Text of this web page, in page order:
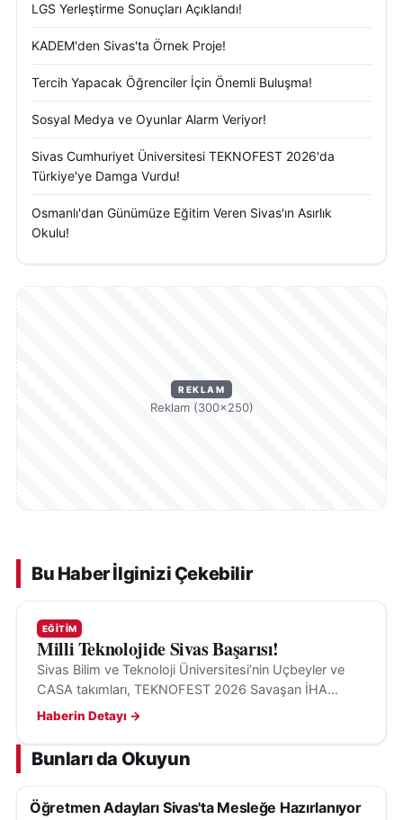
LGS Yerleştirme Sonuçları Açıklandı!
KADEM'den Sivas'ta Örnek Proje!
Tercih Yapacak Öğrenciler İçin Önemli Buluşma!
Sosyal Medya ve Oyunlar Alarm Veriyor!
Sivas Cumhuriyet Üniversitesi TEKNOFEST 2026'da
Türkiye'ye Damga Vurdu!
Osmanlı'dan Günümüze Eğitim Veren Sivas'ın Asırlık
Okulu!
REKLAM
Reklam (300×250)
Bu Haber İlginizi Çekebilir
EĞITIM
Milli Teknolojide Sivas Başarısı!
Sivas Bilim ve Teknoloji Üniversitesi’nin Uçbeyler ve
CASA takımları, TEKNOFEST 2026 Savaşan İHA
Yarışması’nda finale kaldı. Final ise Siirt’te yapılacak.
Haberin Detayı →
Bunları da Okuyun
EĞITIM
Öğretmen Adayları Sivas'ta Mesleğe Hazırlanıyor